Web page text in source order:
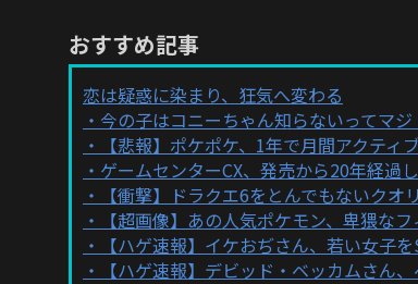
おすすめ記事
恋は疑惑に染まり、狂気へ変わる
今の子はコニーちゃん知らないってマジ
【悲報】ポケポケ、1年で月間アクティ
ゲームセンターCX、発売から20年経過
【衝撃】ドラクエ6をとんでもないクオ
【超画像】あの人気ポケモン、卑猥な
【ハゲ速報】イケおぢさん、若い女子
【ハゲ速報】デビッド・ベッカムさん